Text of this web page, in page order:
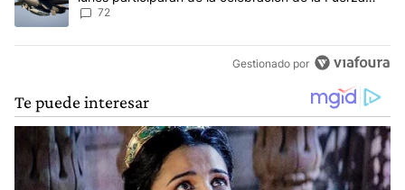
Aérea
72
Gestionado por